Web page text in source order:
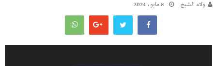
ولاء الشيخ 8 مايو، 2024